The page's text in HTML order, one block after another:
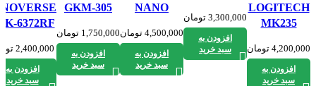
LOGITECH
MK235
4,200,000 تومان
افزودن به
سبد خرید
3,300,000 تومان
افزودن به
سبد خرید
NANO
4,500,000 تومان
افزودن به
سبد خرید
GKM-305
1,750,000 تومان
افزودن به
سبد خرید
6372RF
2,400,000
افزودن به
سبد خرید